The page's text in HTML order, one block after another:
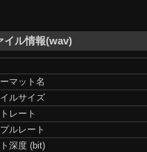
イル情報(wav)
マット名
ルサイズ
レート
ルレート
深度 (bit)